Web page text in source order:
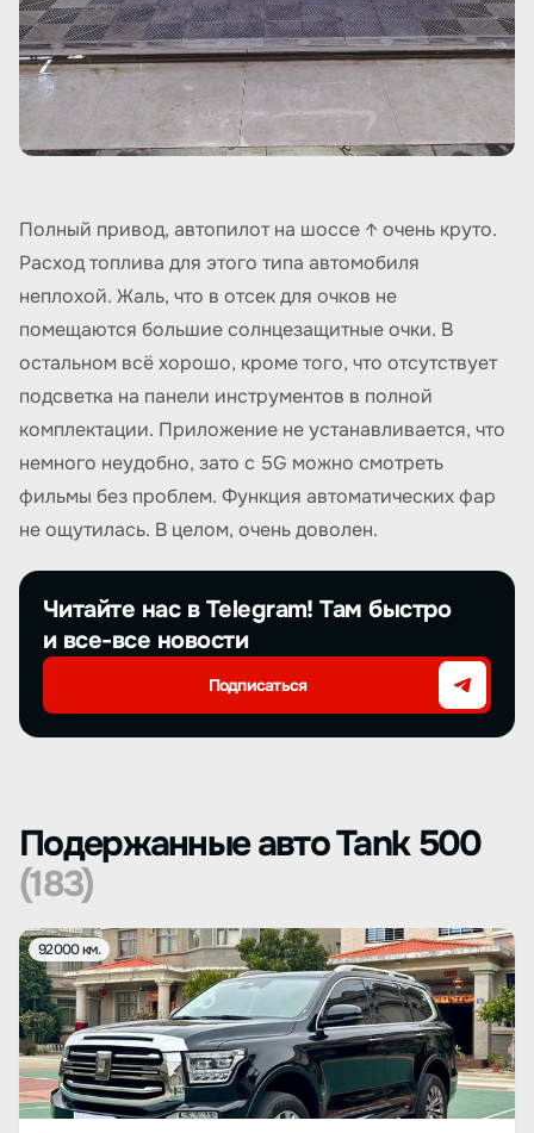
Полный привод, автопилот на шоссе ↑ очень круто.
Расход топлива для этого типа автомобиля
неплохой. Жаль, что в отсек для очков не
помещаются большие солнцезащитные очки. В
остальном всё хорошо, кроме того, что отсутствует
подсветка на панели инструментов в полной
комплектации. Приложение не устанавливается, что
немного неудобно, зато с 5G можно смотреть
фильмы без проблем. Функция автоматических фар
не ощутилась. В целом, очень доволен.
Читайте нас в Telegram! Там быстро
и все-все новости
Подписаться
Подержанные авто Tank 500
(183)
92000 км.